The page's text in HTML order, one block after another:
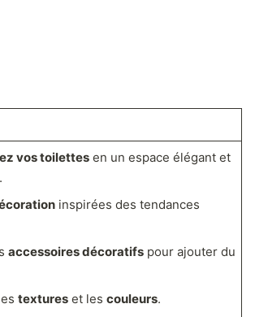
vos toilettesen un espace élégant et
inspirées des tendances
accessoires décoratifspour ajouter du
textureset les couleurs.